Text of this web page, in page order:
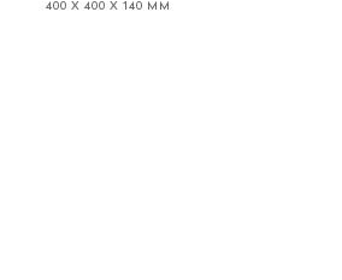
400 X 400 X 140 MM